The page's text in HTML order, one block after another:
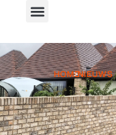
HOME
>NIEUWS